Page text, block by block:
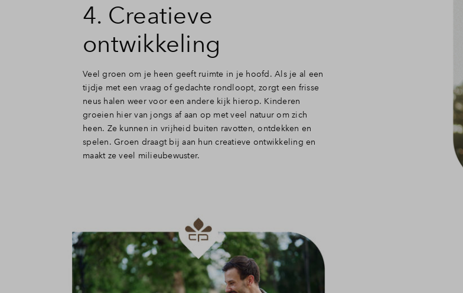
4. Creatieve
ontwikkeling
Veel groen om je heen geeft ruimte in je hoofd. Als je al een
tijdje met een vraag of gedachte rondloopt, zorgt een frisse
neus halen weer voor een andere kijk hierop. Kinderen
groeien hier van jongs af aan op met veel natuur om zich
heen. Ze kunnen in vrijheid buiten ravotten, ontdekken en
spelen. Groen draagt bij aan hun creatieve ontwikkeling en
maakt ze veel milieubewuster.